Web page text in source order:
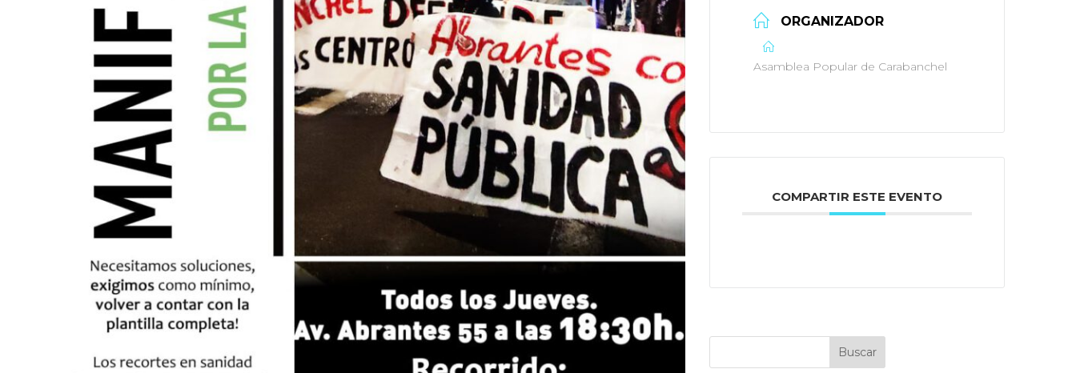
ORGANIZADOR
Asamblea Popular de Carabanchel
COMPARTIR ESTE EVENTO
Buscar